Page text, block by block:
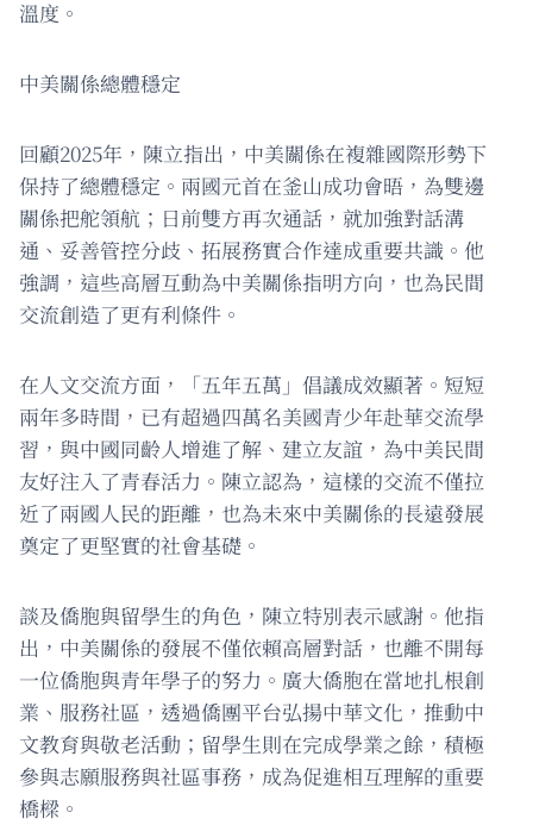
溫度。
中美關係總體穩定
回顧2025年，陳立指出，中美關係在複雜國際形勢下
保持了總體穩定。兩國元首在釜山成功會晤，為雙邊
關係把舵領航；日前雙方再次通話，就加強對話溝
通、妥善管控分歧、拓展務實合作達成重要共識。他
強調，這些高層互動為中美關係指明方向，也為民間
交流創造了更有利條件。
在人文交流方面，「五年五萬」倡議成效顯著。短短
兩年多時間，已有超過四萬名美國青少年赴華交流學
習，與中國同齡人增進了解、建立友誼，為中美民間
友好注入了青春活力。陳立認為，這樣的交流不僅拉
近了兩國人民的距離，也為未來中美關係的長遠發展
奠定了更堅實的社會基礎。
談及僑胞與留學生的角色，陳立特別表示感謝。他指
出，中美關係的發展不僅依賴高層對話，也離不開每
一位僑胞與青年學子的努力。廣大僑胞在當地扎根創
業、服務社區，透過僑團平台弘揚中華文化，推動中
文教育與敬老活動；留學生則在完成學業之餘，積極
參與志願服務與社區事務，成為促進相互理解的重要
橋樑。